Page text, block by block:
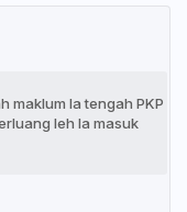
maklum la tengah PKP
leh la masuk